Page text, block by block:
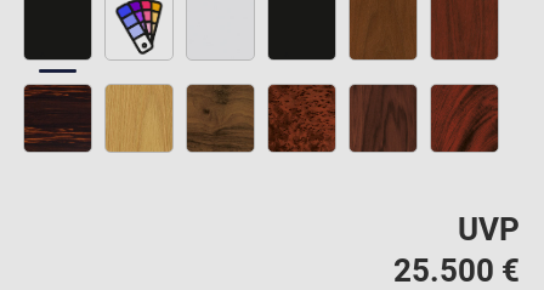
UVP
25.500 €